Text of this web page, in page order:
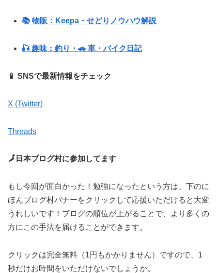
📚 物販：Keepa・せどりノウハウ解説
🎣 趣味：釣り・🚗 車・バイク日記
📱 SNSで最新情報をチェック
X (Twitter)
Threads
🗾日本ブログ村に参加してます
もし今回が面白かった！勉強になったという方は、下のに
ほんブログ村バナーをクリックして応援いただけると大変
うれしいです！ブログの順位が上がることで、より多くの
方にこの手法を届けることができます。
クリックは完全無料（1円もかかりません）ですので、1
秒だけお時間をいただけないでしょうか。